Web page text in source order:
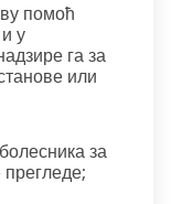
помоћ
у
га за
или
за